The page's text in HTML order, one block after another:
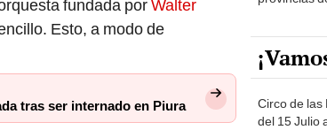
fundada porWalter
Esto, a modo de
tras ser internado en Piura
Circo de las
del 15 Julio